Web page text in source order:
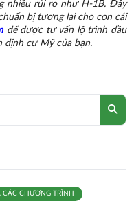
nhiều rủi ro như H-1B. Đây
bị tương lai cho con cái
để được tư vấn lộ trình đầu
định cư Mỹ của bạn.
CÁC CHƯƠNG TRÌNH